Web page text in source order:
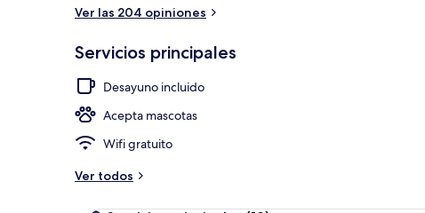
Ver las 204 opiniones
Servicios principales
Desayuno incluido
Acepta mascotas
Wifi gratuito
Ver todos